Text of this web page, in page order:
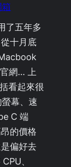
了五年多
十月底
網… 上
看起來很
幕、速
C 端
的價格
偏好去
、